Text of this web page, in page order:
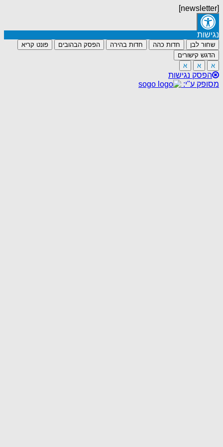
[newsletter]
נגישות
שחור לבן חדות כהה חדות בהירה הפסק הבהובים
פונט קריא
הדגש קישורים
א
א א
הפסק נגישות
מסופק ע"י: